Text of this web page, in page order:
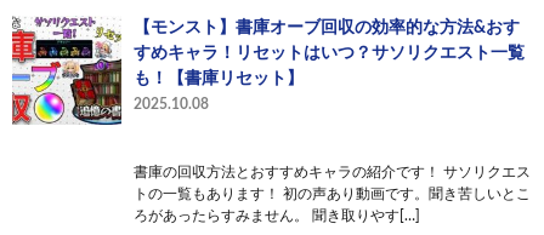
【モンスト】書庫オーブ回収の効率的な方法&おす
すめキャラ！リセットはいつ？サソリクエスト一覧
も！【書庫リセット】
2025.10.08
書庫の回収方法とおすすめキャラの紹介です！ サソリクエス
トの一覧もあります！ 初の声あり動画です。聞き苦しいとこ
ろがあったらすみません。 聞き取りやす[…]